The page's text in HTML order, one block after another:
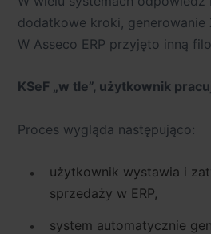
osobowe
https://
dodatkowe kroki, generowanie
W Asseco ERP przyjęto inną
KSeF „w tle”, użytkownik
Proces wygląda następująco:
użytkownik wystawia i
sprzedaży w ERP,
system automatycznie